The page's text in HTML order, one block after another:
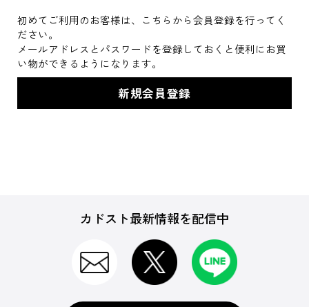
初めてご利用のお客様は、こちらから会員登録を行ってく
ださい。
メールアドレスとパスワードを登録しておくと便利にお買
い物ができるようになります。
カドスト最新情報を配信中